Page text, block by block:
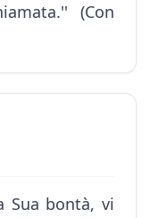
(Con
Sua bontà, vi